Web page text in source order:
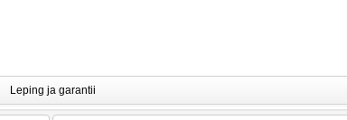
Leping ja garantii